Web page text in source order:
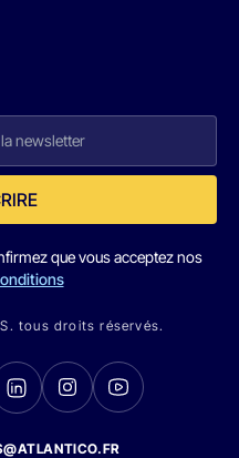
que vous acceptez nos
tous droits réservés.